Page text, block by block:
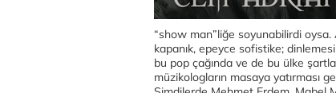
“show man”liğe soyunabilirdi
kapanık, epeyce sofistike;
bu pop çağında ve de bu ülke
müzikologların masaya yatırması